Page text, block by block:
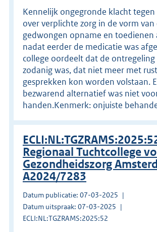
Kennelijk ongegronde klacht tegen
over verplichte zorg in de vorm van
gedwongen opname en toedienen
nadat eerder de medicatie was
college oordeelt dat de ontregeling
zodanig was, dat niet meer met
gesprekken kon worden volstaan.
bezwarend alternatief was niet
handen.Kenmerk: onjuiste
Regionaal Tuchtcollege
Gezondheidszorg
A2024/7283
Datum publicatie: 07-03-2025
Datum uitspraak: 07-03-2025
ECLI:NL:TGZRAMS:2025:52